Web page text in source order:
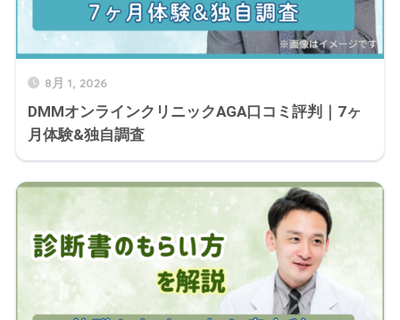
8月 1, 2026
DMMオンラインクリニックAGA口コミ評判｜7ヶ
月体験&独自調査